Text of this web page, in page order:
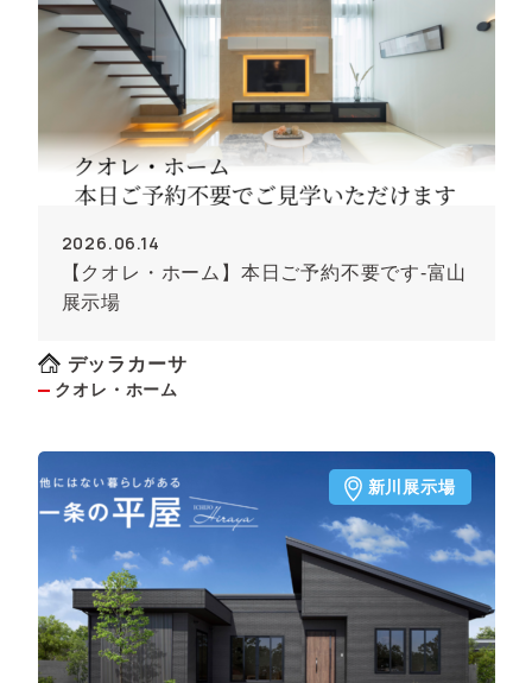
2026.06.14
【クオレ・ホーム】本日ご予約不要です-富山
展示場
デッラカーサ
クオレ・ホーム
新川展示場